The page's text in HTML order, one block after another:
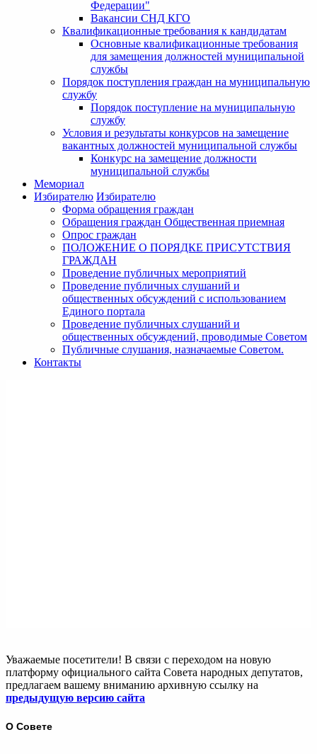
Федерации"
Вакансии СНД КГО
Квалификационные требования к кандидатам
Основные квалификационные требования
для замещения должностей муниципальной
службы
Порядок поступления граждан на муниципальную
службу
Порядок поступление на муниципальную
службу
Условия и результаты конкурсов на замещение
вакантных должностей муниципальной службы
Конкурс на замещение должности
муниципальной службы
Мемориал
Избирателю Избирателю
Форма обращения граждан
Обращения граждан Общественная приемная
Опрос граждан
ПОЛОЖЕНИЕ О ПОРЯДКЕ ПРИСУТСТВИЯ
ГРАЖДАН
Проведение публичных мероприятий
Проведение публичных слушаний и
общественных обсуждений с использованием
Единого портала
Проведение публичных слушаний и
общественных обсуждений, проводимые Советом
Публичные слушания, назначаемые Советом.
Контакты
Уважаемые посетители! В связи с переходом на новую
платформу официального сайта Совета народных депутатов,
предлагаем вашему вниманию архивную ссылку на
предыдущую версию сайта
О Совете